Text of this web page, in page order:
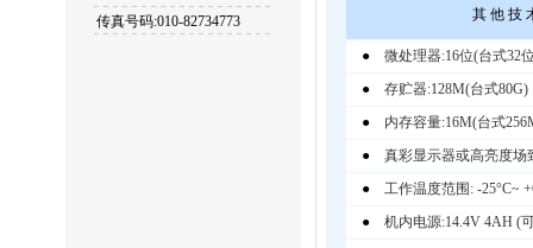
传真号码:010-82734773
其 他 技
● 微处理器:16位(台式32
● 存贮器:128M(台式80G)
● 内存容量:16M(台式
● 真彩显示器或高亮度场
● 工作温度范围: -25°C~
● 机内电源:14.4V 4AH (